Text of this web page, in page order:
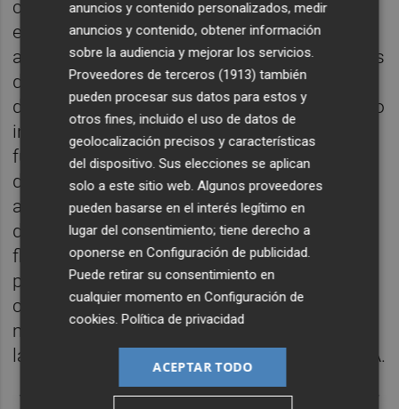
confort, la facilidad de uso y el
entretenimiento, entre las que se incluyen
asientos de cuero natural y nuevos altavoces
de alta gama con membranas de Kevlar. La
distribución interior da prioridad a un manejo
intuitivo, garantizando un fácil acceso a las
funciones clave, mientras que los asientos
delanteros, ahora de serie y totalmente
abatibles, y los asientos de la segunda fila,
deslizantes y ajustables, aportan mayor
flexibilidad. Junto con el techo interior de
punto y los parasoles, estos elementos
contribuyen a crear una experiencia a bordo
más refinada y agradable, incluso dentro de
las dimensiones compactas del segmento A.
anuncios y contenido personalizados, medir
anuncios y contenido, obtener información
sobre la audiencia y mejorar los servicios.
Proveedores de terceros (1913) también
pueden procesar sus datos para estos y
otros fines, incluido el uso de datos de
geolocalización precisos y características
del dispositivo. Sus elecciones se aplican
solo a este sitio web. Algunos proveedores
pueden basarse en el interés legítimo en
lugar del consentimiento; tiene derecho a
oponerse enConfiguración de publicidad
Puede retirar su consentimiento en
cualquier momento enConfiguración de
cookies .Política de privacidad
ACEPTAR TODO